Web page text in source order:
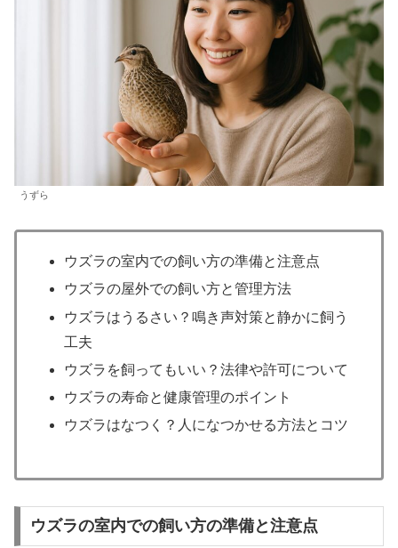
うずら
ウズラの室内での飼い方の準備と注意点
ウズラの屋外での飼い方と管理方法
ウズラはうるさい？鳴き声対策と静かに飼う
工夫
ウズラを飼ってもいい？法律や許可について
ウズラの寿命と健康管理のポイント
ウズラはなつく？人になつかせる方法とコツ
ウズラの室内での飼い方の準備と注意点